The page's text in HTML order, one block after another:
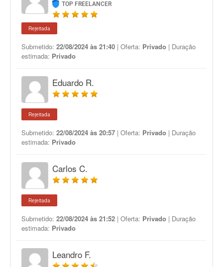
TOP FREELANCER
Rejeitada
Submetido: 22/08/2024 às 21:40 | Oferta: Privado | Duração
estimada: Privado
Eduardo R.
Rejeitada
Submetido: 22/08/2024 às 20:57 | Oferta: Privado | Duração
estimada: Privado
Carlos C.
Rejeitada
Submetido: 22/08/2024 às 21:52 | Oferta: Privado | Duração
estimada: Privado
Leandro F.